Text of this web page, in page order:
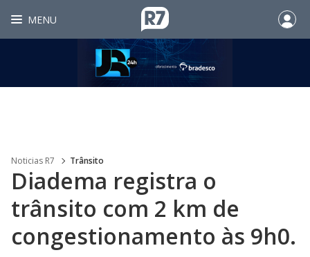
MENU
Noticias R7 Trânsito
Diadema registra o
trânsito com 2 km de
congestionamento às 9h0.